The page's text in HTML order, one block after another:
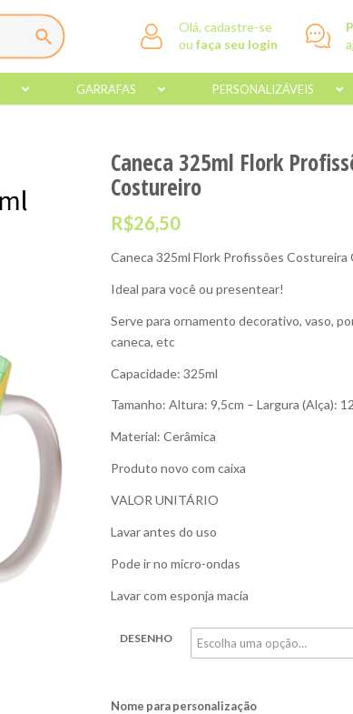
Olá, cadastre-se
oufaça seu login
GARRAFAS PERSONALIZÁVEIS
Caneca 325ml Flork
Costureiro
R$26,50
Caneca 325ml Flork Profissões Costureira
Ideal para você ou presentear!
Serve para ornamento decorativo, vaso,
caneca, etc
Capacidade: 325ml
Tamanho: Altura: 9,5cm – Largura (Alça):
Material: Cerâmica
Produto novo com caixa
VALOR UNITÁRIO
Lavar antes do uso
Pode ir no micro-ondas
Lavar com esponja macia
DESENHO
Nome para personalização